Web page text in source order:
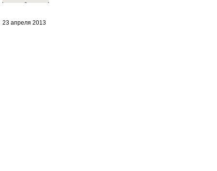
23 апреля 2013